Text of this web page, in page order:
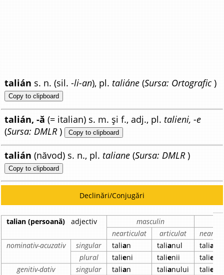
talián s. n. (sil. -li-an), pl. taliáne (Sursa: Ortografic )
Copy to clipboard
talián, -ă (= italian) s. m. și f., adj., pl. talieni, -e
(Sursa: DMLR) Copy to clipboard
talián (năvod) s. n., pl. taliane (Sursa: DMLR)
Copy to clipboard
Declinări/Conjugări
talian (persoană) adjectiv
masculin
nearticulat
articulat
nominativ-acuzativ
singular talian talianul talia
plural
talieni talienii talie
genitiv-dativ
singular talian talianului talie